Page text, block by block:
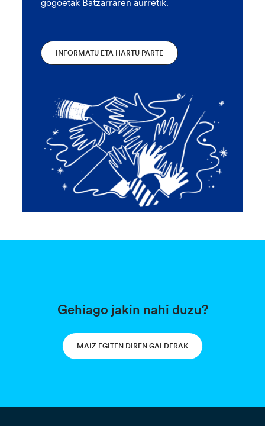
INFORMATU ETA HARTU PARTE
Gehiago jakin nahi duzu?
MAIZ EGITEN DIREN GALDERAK